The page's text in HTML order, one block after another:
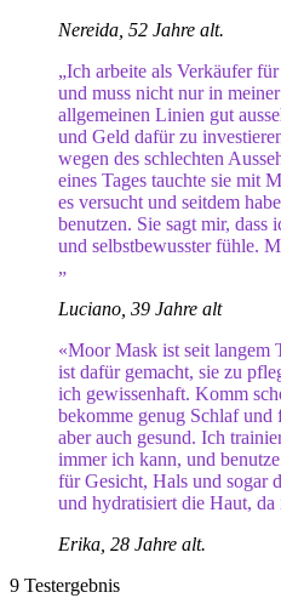
Nereida, 52 Jahre alt.
„Ich arbeite als Verkäufer
und muss nicht nur in
allgemeinen Linien gut
und Geld dafür zu
wegen des schlechten
eines Tages tauchte sie mit
es versucht und seitdem
benutzen. Sie sagt mir, dass
und selbstbewusster fühle.
„
Luciano, 39 Jahre alt
«Moor Mask ist seit langem
ist dafür gemacht, sie zu
ich gewissenhaft. Komm
bekomme genug Schlaf und
aber auch gesund. Ich
immer ich kann, und
für Gesicht, Hals und sogar
und hydratisiert die Haut,
Erika, 28 Jahre alt.
9 Testergebnis